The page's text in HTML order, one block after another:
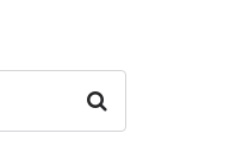
Szukaj